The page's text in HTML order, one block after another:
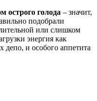
острого голода – значит,
подобрали
или слишком
энергия как
и особого аппетита